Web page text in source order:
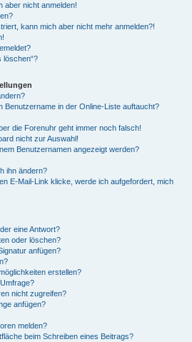
aber nicht anmelden!
kann mich aber nicht mehr anmelden?!
löschen“?
Benutzername in der Online-Liste auftaucht?
die Forenuhr geht immer noch falsch!
nicht zur Auswahl!
Benutzernamen angezeigt werden?
ihn ändern?
E-Mail-Link klicke, werde ich aufgefordert, mich
eine Antwort?
oder löschen?
anfügen?
erstellen?
nicht zugreifen?
anfügen?
melden?
beim Schreiben eines Beitrags?